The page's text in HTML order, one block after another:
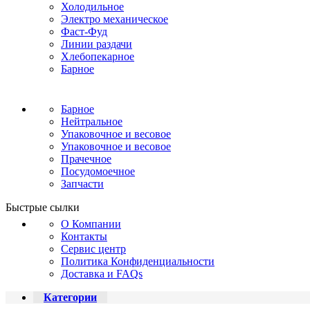
Холодильное
Электро механическое
Фаст-Фуд
Линии раздачи
Хлебопекарное
Барное
Барное
Нейтральное
Упаковочное и весовое
Упаковочное и весовое
Прачечное
Посудомоечное
Запчасти
Быстрые сылки
О Компании
Контакты
Сервис центр
Политика Конфиденциальности
Доставка и FAQs
Категории